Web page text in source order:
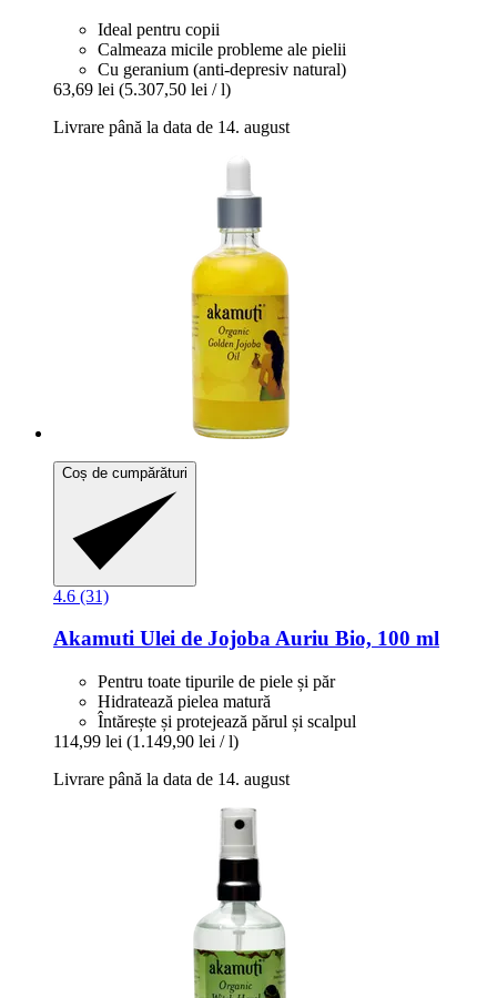
Ideal pentru copii
Calmeaza micile probleme ale pielii
Cu geranium (anti-depresiv natural)
63,69 lei (5.307,50 lei / l)
Livrare până la data de 14. august
Coș de cumpărături
4.6 (31)
Akamuti Ulei de Jojoba Auriu Bio, 100 ml
Pentru toate tipurile de piele și păr
Hidratează pielea matură
Întărește și protejează părul și scalpul
114,99 lei (1.149,90 lei / l)
Livrare până la data de 14. august